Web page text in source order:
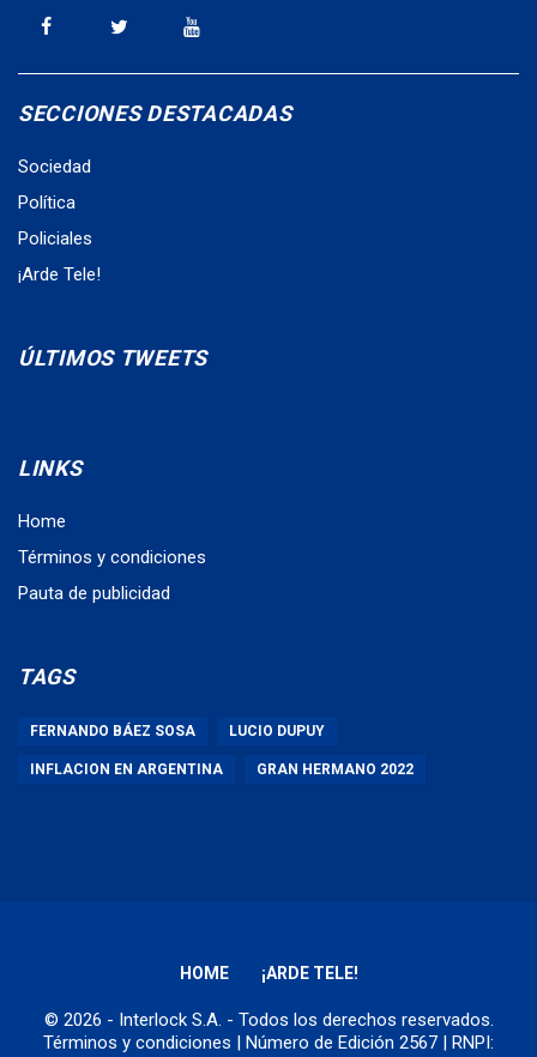
SECCIONES DESTACADAS
Sociedad
Política
Policiales
¡Arde Tele!
ÚLTIMOS TWEETS
LINKS
Home
Términos y condiciones
Pauta de publicidad
TAGS
FERNANDO BÁEZ SOSA LUCIO DUPUY
INFLACION EN ARGENTINA GRAN HERMANO 2022
HOME ¡ARDE TELE!
© 2026 - Interlock S.A. - Todos los derechos reservados.
Términos y condiciones | Número de Edición 2567 | RNPI: